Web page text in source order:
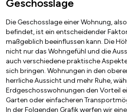
Geschosslage
Die Geschosslage einer Wohnung,
befindet, ist ein entscheidender
maßgeblich beeinflussen kann. Die
nicht nur das Wohngefühl und die
auch verschiedene praktische
sich bringen. Wohnungen in den
herrliche Aussicht und mehr Ruhe,
Erdgeschosswohnungen den Vorteil
Garten oder einfacheren
In der Folgenden Grafik werfen wir